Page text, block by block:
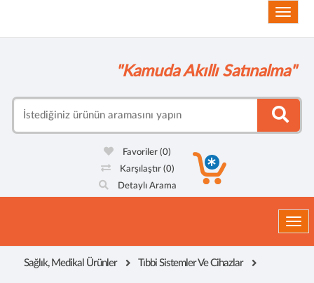
"Kamuda Akıllı Satınalma"
Favoriler(0)
Karşılaştır (0)
Detaylı Arama
Sağlık, Medikal Ürünler Tıbbi Sistemler Ve Cihazlar